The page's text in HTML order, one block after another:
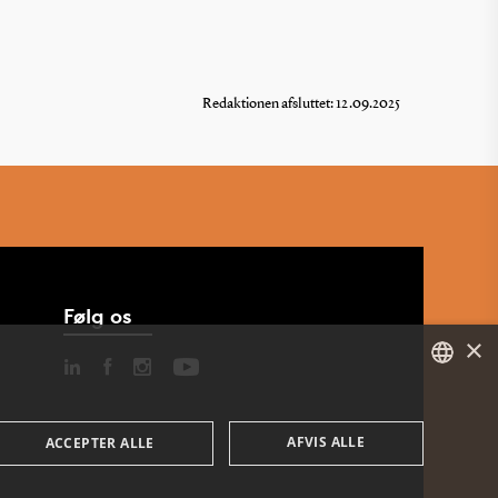
Redaktionen afsluttet: 12.09.2025
Følg os
ENGLISH
×
ACCEPTER ALLE AFVIS ALLE